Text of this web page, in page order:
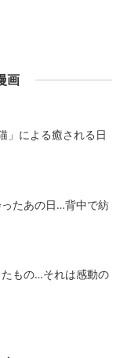
画
」による癒される日
たあの日…背中で紡
もの…それは感動の